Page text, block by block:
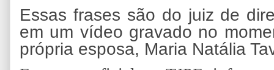
Essas frases são do juiz de
em um vídeo gravado no
própria esposa, Maria Natália